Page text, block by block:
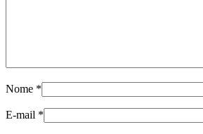
Nome *
E-mail *